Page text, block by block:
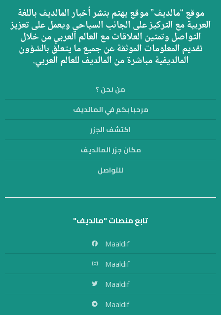
موقع “مالديف” موقع يهتم بنشر أخبار المالديف باللغة
العربية مع التركيز على الجانب السياحي ويعمل على تعزيز
التواصل وتمتين العلاقات مع العالم العربي من خلال
تقديم المعلومات الموثقة عن جميع ما يتعلق بالشؤون
المالديفية مباشرة من المالديف للعالم العربي.
من نحن ؟
مرحبا بكم في المالديف
اكتشف الجزر
مكان جزر المالديف
للتواصل
تابع منصات "مالديف"
Maaldif
Maaldif
Maaldif
Maaldif